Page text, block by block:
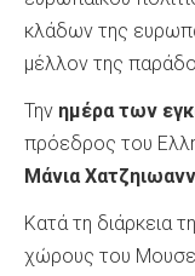
κλάδων της
μέλλον της
Την ημέρα των
πρόεδρος του
Μάνια
Κατά τη διάρκεια
χώρους του